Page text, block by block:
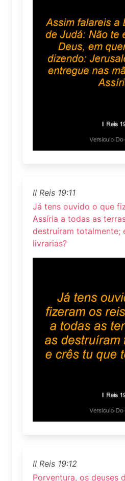
II Reis 19:11
Já tens ouvido o que
Assíria a todas as
destruíram totalmente;
livrarias?
II Reis 19:12
Porventura, os deuses